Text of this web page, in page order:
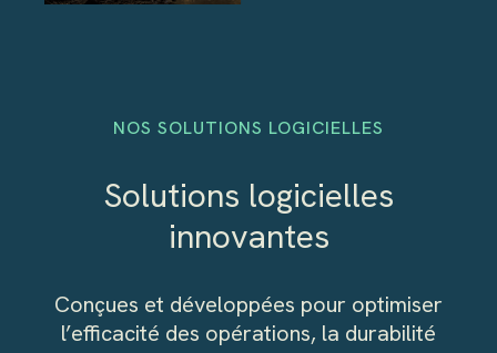
NOS SOLUTIONS LOGICIELLES
Solutions logicielles
innovantes
Conçues et développées pour optimiser
l’efficacité des opérations, la durabilité